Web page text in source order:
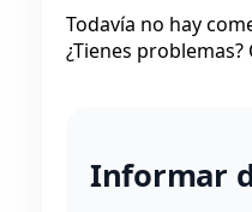
Todavía no hay
¿Tienes
Informar